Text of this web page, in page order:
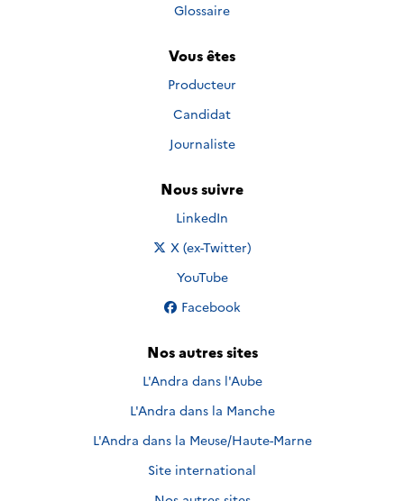
Glossaire
Vous êtes
Producteur
Candidat
Journaliste
Nous suivre
Nous suivre sur
LinkedIn
Nous suivre sur
X (ex-Twitter)
Nous suivre sur
YouTube
Nous suivre sur
Facebook
Nos autres sites
L'Andra dans l'Aube
L'Andra dans la Manche
L'Andra dans la Meuse/Haute-Marne
Site international